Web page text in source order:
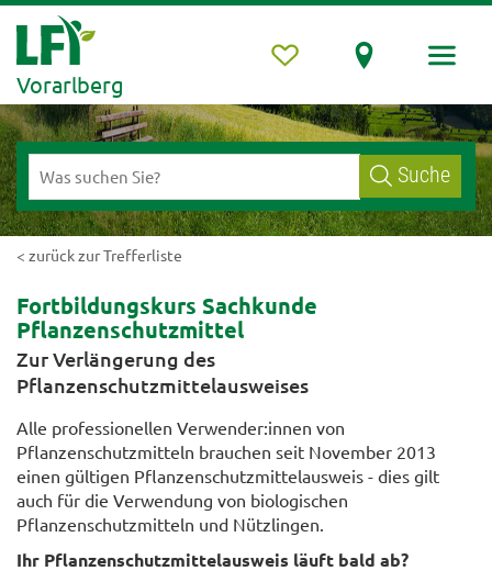
Vorarlberg
Suche
< zurück zur Trefferliste
Fortbildungskurs Sachkunde
Pflanzenschutzmittel
Zur Verlängerung des
Pflanzenschutzmittelausweises
Alle professionellen Verwender:innen von
Pflanzenschutzmitteln brauchen seit November 2013
einen gültigen Pflanzenschutzmittelausweis - dies gilt
auch für die Verwendung von biologischen
Pflanzenschutzmitteln und Nützlingen.
Ihr Pflanzenschutzmittelausweis läuft bald ab?